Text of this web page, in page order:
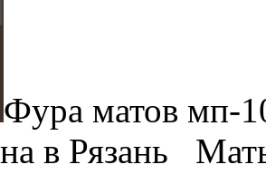
Фура матов мп-
в Рязань